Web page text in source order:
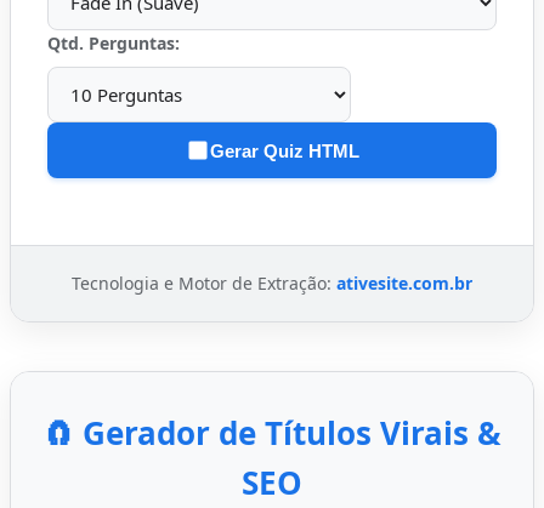
Qtd. Perguntas:
Gerar Quiz HTML
Tecnologia e Motor de Extração: ativesite.com.br
🧲 Gerador de Títulos Virais &
SEO